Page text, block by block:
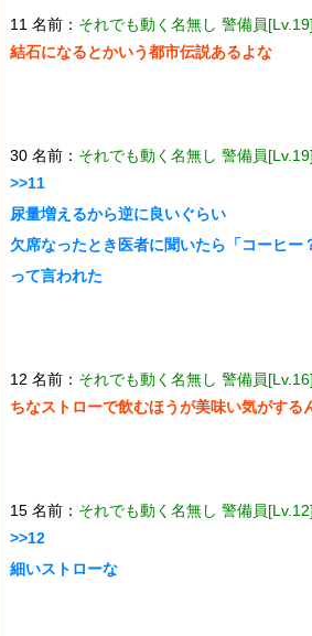
11 名前： それでも動く名無し 警備員[Lv.19]
結石になるとかいう都市伝説あるよな
30 名前： それでも動く名無し 警備員[Lv.19]
>>11
尿量増えるから逆に良いぐらい
欠席なったとき医者に聞いたら「コーヒー
って言われた
12 名前： それでも動く名無し 警備員[Lv.16]
ちなストローで飲むほうが美味い気がする
15 名前： それでも動く名無し 警備員
>>12
細いストローな
【ネタ】玄関ドアに貼るとセールスを